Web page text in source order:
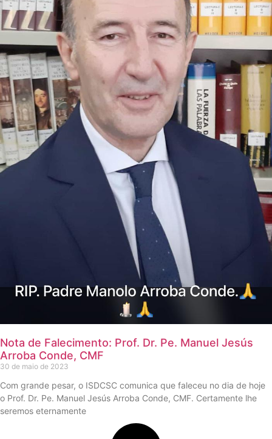
Nota de Falecimento: Prof. Dr. Pe. Manuel Jesús
Arroba Conde, CMF
30 de maio de 2023
Com grande pesar, o ISDCSC comunica que faleceu no dia de hoje
o Prof. Dr. Pe. Manuel Jesús Arroba Conde, CMF. Certamente lhe
seremos eternamente